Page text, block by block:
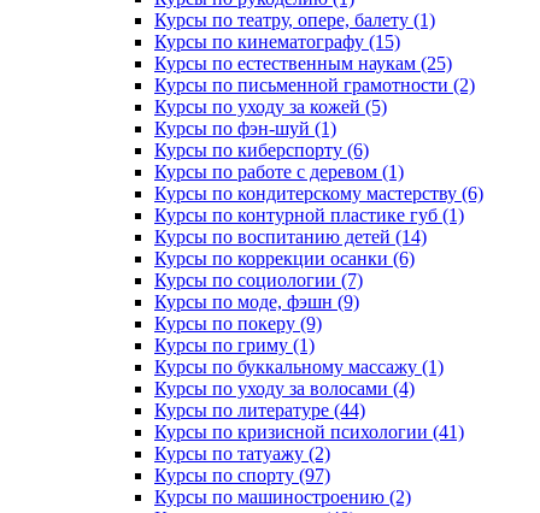
Курсы по театру, опере, балету (1)
Курсы по кинематографу (15)
Курсы по естественным наукам (25)
Курсы по письменной грамотности (2)
Курсы по уходу за кожей (5)
Курсы по фэн-шуй (1)
Курсы по киберспорту (6)
Курсы по работе с деревом (1)
Курсы по кондитерскому мастерству (6)
Курсы по контурной пластике губ (1)
Курсы по воспитанию детей (14)
Курсы по коррекции осанки (6)
Курсы по социологии (7)
Курсы по моде, фэшн (9)
Курсы по покеру (9)
Курсы по гриму (1)
Курсы по буккальному массажу (1)
Курсы по уходу за волосами (4)
Курсы по литературе (44)
Курсы по кризисной психологии (41)
Курсы по татуажу (2)
Курсы по спорту (97)
Курсы по машиностроению (2)